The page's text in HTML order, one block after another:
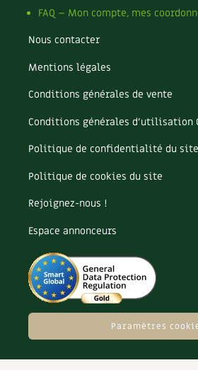
FAQ – Mon compte, mes
Nous contacter
Mentions légales
Conditions générales de vente
Conditions générales d’utilisation
Politique de confidentialité du site
Politique de cookies du site
Rejoignez-nous !
Espace annonceurs
Paramètres